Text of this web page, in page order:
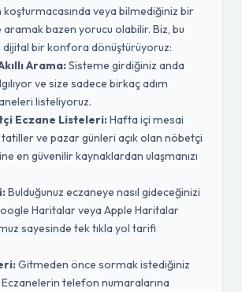
koşturmacasında veya bilmediğiniz bir
bazen yorucu olabilir. Biz, bu
dijital bir konfora dönüştürüyoruz:
Arama:Sisteme girdiğiniz anda
ve size sadece birkaç adım
listeliyoruz.
Eczane Listeleri:Hafta içi mesai
ve pazar günleri açık olan nöbetçi
en güvenilir kaynaklardan ulaşmanızı
Bulduğunuz eczaneye nasıl gideceğinizi
Haritalar veya Apple Haritalar
sayesinde tek tıkla yol tarifi
Gitmeden önce sormak istediğiniz
telefon numaralarına